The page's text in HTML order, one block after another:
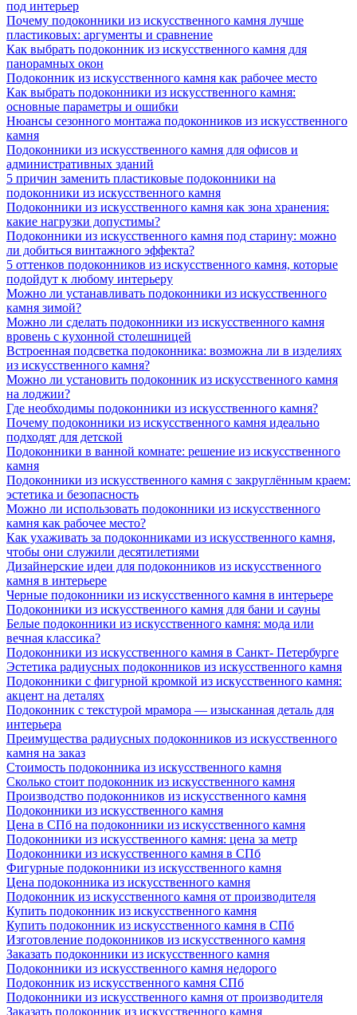
под интерьер
Почему подоконники из искусственного камня лучше
пластиковых: аргументы и сравнение
Как выбрать подоконник из искусственного камня для
панорамных окон
Подоконник из искусственного камня как рабочее место
Как выбрать подоконники из искусственного камня:
основные параметры и ошибки
Нюансы сезонного монтажа подоконников из искусственного
камня
Подоконники из искусственного камня для офисов и
административных зданий
5 причин заменить пластиковые подоконники на
подоконники из искусственного камня
Подоконники из искусственного камня как зона хранения:
какие нагрузки допустимы?
Подоконники из искусственного камня под старину: можно
ли добиться винтажного эффекта?
5 оттенков подоконников из искусственного камня, которые
подойдут к любому интерьеру
Можно ли устанавливать подоконники из искусственного
камня зимой?
Можно ли сделать подоконники из искусственного камня
вровень с кухонной столешницей
Встроенная подсветка подоконника: возможна ли в изделиях
из искусственного камня?
Можно ли установить подоконник из искусственного камня
на лоджии?
Где необходимы подоконники из искусственного камня?
Почему подоконники из искусственного камня идеально
подходят для детской
Подоконники в ванной комнате: решение из искусственного
камня
Подоконники из искусственного камня с закруглённым краем:
эстетика и безопасность
Можно ли использовать подоконники из искусственного
камня как рабочее место?
Как ухаживать за подоконниками из искусственного камня,
чтобы они служили десятилетиями
Дизайнерские идеи для подоконников из искусственного
камня в интерьере
Черные подоконники из искусственного камня в интерьере
Подоконники из искусственного камня для бани и сауны
Белые подоконники из искусственного камня: мода или
вечная классика?
Подоконники из искусственного камня в Санкт- Петербурге
Эстетика радиусных подоконников из искусственного камня
Подоконники с фигурной кромкой из искусственного камня:
акцент на деталях
Подоконник с текстурой мрамора — изысканная деталь для
интерьера
Преимущества радиусных подоконников из искусственного
камня на заказ
Стоимость подоконника из искусственного камня
Сколько стоит подоконник из искусственного камня
Производство подоконников из искусственного камня
Подоконники из искусственного камня
Цена в СПб на подоконники из искусственного камня
Подоконники из искусственного камня: цена за метр
Подоконники из искусственного камня в СПб
Фигурные подоконники из искусственного камня
Цена подоконника из искусственного камня
Подоконник из искусственного камня от производителя
Купить подоконник из искусственного камня
Купить подоконник из искусственного камня в СПб
Изготовление подоконников из искусственного камня
Заказать подоконники из искусственного камня
Подоконники из искусственного камня недорого
Подоконник из искусственного камня СПб
Подоконники из искусственного камня от производителя
Заказать подоконник из искусственного камня